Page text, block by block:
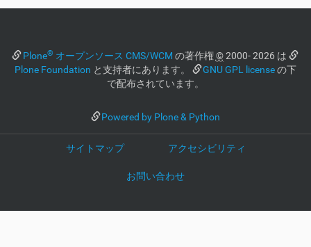
-
.
Plone® オープンソース CMS/WCM の著作権©2000- 2026 は
Plone Foundation と支持者にあります。 GNU GPL licenseの下
で配布されています。
Powered by Plone & Python
サイトマップ アクセシビリティ
お問い合わせ